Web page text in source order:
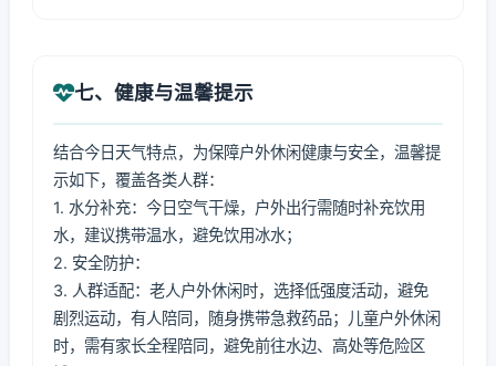
七、健康与温馨提示
结合今日天气特点，为保障户外休闲健康与安全，温馨提
示如下，覆盖各类人群：
1. 水分补充：今日空气干燥，户外出行需随时补充饮用
水，建议携带温水，避免饮用冰水；
2. 安全防护：
3. 人群适配：老人户外休闲时，选择低强度活动，避免
剧烈运动，有人陪同，随身携带急救药品；儿童户外休闲
时，需有家长全程陪同，避免前往水边、高处等危险区